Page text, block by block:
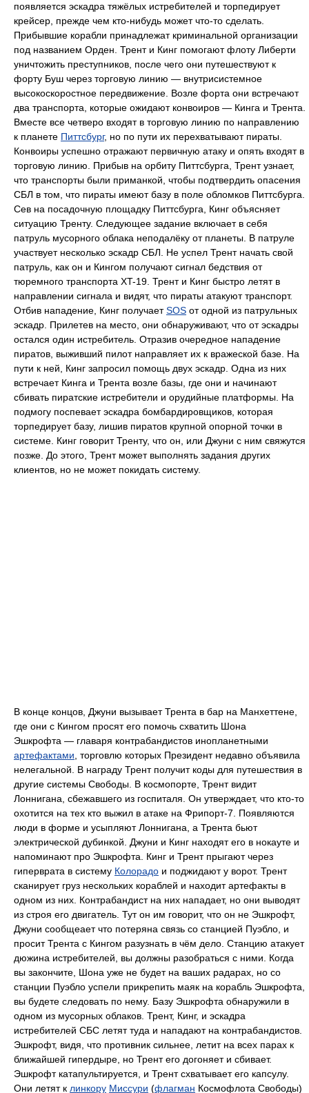
появляется эскадра тяжёлых истребителей и торпедирует
крейсер, прежде чем кто-нибудь может что-то сделать.
Прибывшие корабли принадлежат криминальной организации
под названием Орден. Трент и Кинг помогают флоту Либерти
уничтожить преступников, после чего они путешествуют к
форту Буш через торговую линию — внутрисистемное
высокоскоростное передвижение. Возле форта они встречают
два транспорта, которые ожидают конвоиров — Кинга и Трента.
Вместе все четверо входят в торговую линию по направлению
к планете Питтсбург, но по пути их перехватывают пираты.
Конвоиры успешно отражают первичную атаку и опять входят в
торговую линию. Прибыв на орбиту Питтсбурга, Трент узнает,
что транспорты были приманкой, чтобы подтвердить опасения
СБЛ в том, что пираты имеют базу в поле обломков Питтсбурга.
Сев на посадочную площадку Питтсбурга, Кинг объясняет
ситуацию Тренту. Следующее задание включает в себя
патруль мусорного облака неподалёку от планеты. В патруле
участвует несколько эскадр СБЛ. Не успел Трент начать свой
патруль, как он и Кингом получают сигнал бедствия от
тюремного транспорта XT-19. Трент и Кинг быстро летят в
направлении сигнала и видят, что пираты атакуют транспорт.
Отбив нападение, Кинг получаетSOS от одной из патрульных
эскадр. Прилетев на место, они обнаруживают, что от эскадры
остался один истребитель. Отразив очередное нападение
пиратов, выживший пилот направляет их к вражеской базе. На
пути к ней, Кинг запросил помощь двух эскадр. Одна из них
встречает Кинга и Трента возле базы, где они и начинают
сбивать пиратские истребители и орудийные платформы. На
подмогу поспевает эскадра бомбардировщиков, которая
торпедирует базу, лишив пиратов крупной опорной точки в
системе. Кинг говорит Тренту, что он, или Джуни с ним свяжутся
позже. До этого, Трент может выполнять задания других
клиентов, но не может покидать систему.
В конце концов, Джуни вызывает Трента в бар на Манхеттене,
где они с Кингом просят его помочь схватить Шона
Эшкрофта — главаря контрабандистов инопланетными
артефактами , торговлю которых Президент недавно объявила
нелегальной. В награду Трент получит коды для путешествия в
другие системы Свободы. В космопорте, Трент видит
Лоннигана, сбежавшего из госпиталя. Он утверждает, что кто-то
охотится на тех кто выжил в атаке на Фрипорт-7. Появляются
люди в форме и усыпляют Лоннигана, а Трента бьют
электрической дубинкой. Джуни и Кинг находят его в нокауте и
напоминают про Эшкрофта. Кинг и Трент прыгают через
гиперврата в систему Колорадо и поджидают у ворот. Трент
сканирует груз нескольких кораблей и находит артефакты в
одном из них. Контрабандист на них нападает, но они выводят
из строя его двигатель. Тут он им говорит, что он не Эшкрофт,
Джуни сообщеает что потеряна связь со станцией Пуэбло, и
просит Трента с Кингом разузнать в чём дело. Станцию атакует
дюжина истребителей, вы должны разобраться с ними. Когда
вы закончите, Шона уже не будет на ваших радарах, но со
станции Пуэбло успели прикрепить маяк на корабль Эшкрофта,
вы будете следовать по нему. Базу Эшкрофта обнаружили в
одном из мусорных облаков. Трент, Кинг, и эскадра
истребителей СБС летят туда и нападают на контрабандистов.
Эшкрофт, видя, что противник сильнее, летит на всех парах к
ближайшей гипердыре, но Трент его догоняет и сбивает.
Эшкрофт катапультируется, и Трент схватывает его капсулу.
Они летят к линкору Миссури (флагман Космофлота Свободы)